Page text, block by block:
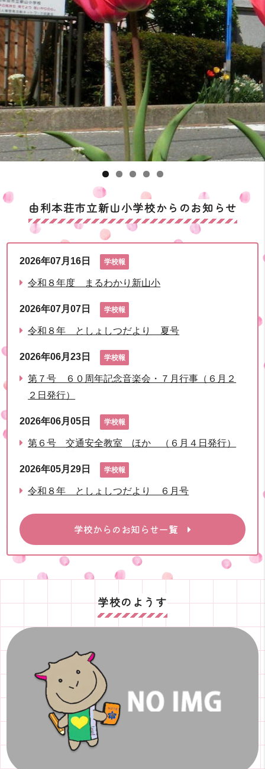
由利本荘市立新山小学校からのお知らせ
2026年07月16日 学校報
令和８年度 まるわかり新山小
2026年07月07日 学校報
令和８年 としょしつだより 夏号
2026年06月23日 学校報
第７号 ６０周年記念音楽会・７月行事（６月２
２日発行）
2026年06月05日 学校報
第６号 交通安全教室 ほか （６月４日発行）
2026年05月29日 学校報
令和８年 としょしつだより ６月号
学校からのお知らせ一覧
学校のようす